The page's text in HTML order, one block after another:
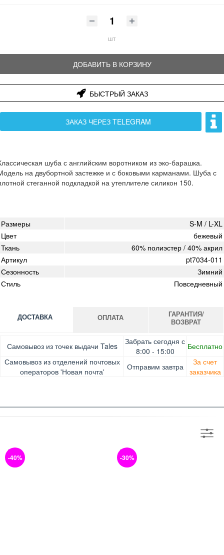
шт
ДОБАВИТЬ В КОРЗИНУ
БЫСТРЫЙ ЗАКАЗ
ЗАКАЗ ЧЕРЕЗ TELEGRAM
шуба с английским воротником из эко-барашка.
на двубортной застежке и с боковыми карманами. Шуба с
стеганной подкладкой на утеплителе силикон 150.
Размеры
S-M / L-XL
Цвет
бежевый
Ткань
60% полиэстер / 40% акрил
Артикул
pt7034-011
Сезонность
Зимний
Стиль
Повседневный
ДОСТАВКА
Самовывоз из точек выдачи Tales
Забрать сегодня с
8:00 - 15:00
Бесплатно
Самовывоз из отделений почтовых
операторов 'Новая почта'
Отправим завтра
За счет
заказчика
ОПЛАТА
Оплата при получении товара, Картой онлайн, Google
Pay, Безналичными для юридических лиц, Безналичными
для физических лиц, Apple Pay, Mastercard, Visa
ГАРАНТИЯ/
ВОЗВРАТ
Гарантия. Обмен/возврат товара в течение 14 дней.
Доставка за счет заказчика
-40% -30%